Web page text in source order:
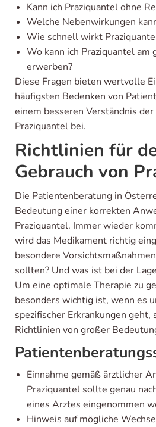
Kann ich Praziquantel ohne
Welche Nebenwirkungen
Wie schnell wirkt
Wo kann ich Praziquantel am
erwerben?
Diese Fragen bieten wertvolle
häufigsten Bedenken von
einem besseren Verständnis
Praziquantel bei.
Richtlinien für
Gebrauch von
Die Patientenberatung in
Bedeutung einer korrekten
Praziquantel. Immer wieder
wird das Medikament richtig
besondere
sollten? Und was ist bei der
Um eine optimale Therapie zu
besonders wichtig ist, wenn es
spezifischer Erkrankungen geht,
Richtlinien von großer
Einnahme gemäß ärztlicher
Praziquantel sollte genau
eines Arztes eingenommen
Hinweis auf mögliche